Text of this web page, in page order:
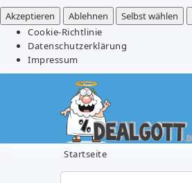
Akzeptieren
Ablehnen Selbst wählen
Cookie-Richtlinie
Datenschutzerklärung
Impressum
Startseite